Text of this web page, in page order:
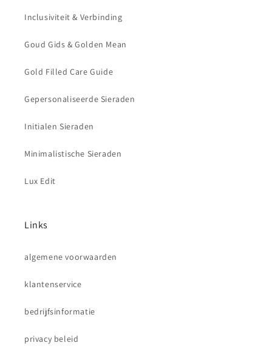
Inclusiviteit & Verbinding
Goud Gids & Golden Mean
Gold Filled Care Guide
Gepersonaliseerde Sieraden
Initialen Sieraden
Minimalistische Sieraden
Lux Edit
Links
algemene voorwaarden
klantenservice
bedrijfsinformatie
privacy beleid